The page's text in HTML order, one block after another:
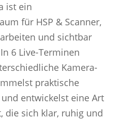
ist ein
für HSP & Scanner,
und sichtbar
6 Live-Terminen
Kamera-
praktische
entwickelst eine Art
die sich klar, ruhig und